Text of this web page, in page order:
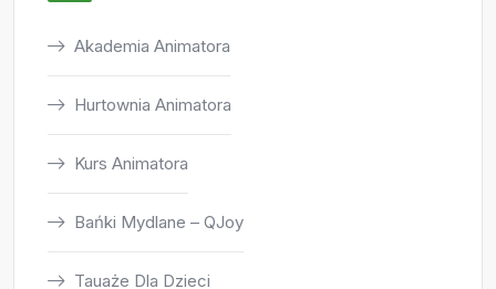
Akademia Animatora
Hurtownia Animatora
Kurs Animatora
Bańki Mydlane – QJoy
Tauaże Dla Dzieci